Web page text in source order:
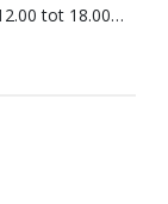
tot 18.00